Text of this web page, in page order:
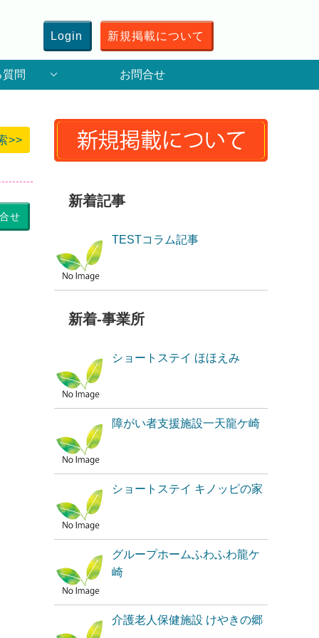
Login 新規掲載について
問 お問合せ
>>
せ
新着記事
TESTコラム記事
新着-事業所
ショートステイ ほほえみ
障がい者支援施設一天龍ケ崎
ショートステイ キノッピの家
グループホームふわふわ龍ケ
崎
介護老人保健施設 けやきの郷